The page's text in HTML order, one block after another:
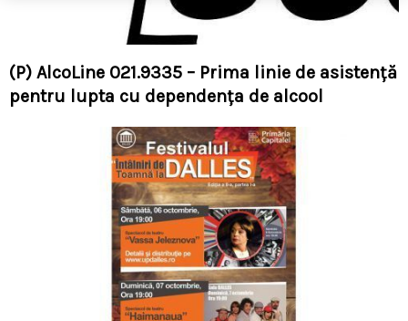
(P) AlcoLine 021.9335 – Prima linie de asistență
pentru lupta cu dependența de alcool